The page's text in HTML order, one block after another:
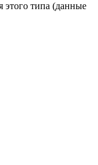
типа (данные